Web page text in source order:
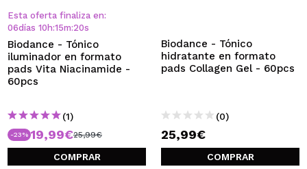
Esta oferta finaliza en:
06días 10 h:15m:20s
Biodance - Tónico
iluminador en formato
pads Vita Niacinamide -
60pcs
(1)
-23% 19,99€25,99€
COMPRAR
Biodance - Tónico
hidratante en formato
pads Collagen Gel - 60pcs
(0)
25,99€
COMPRAR